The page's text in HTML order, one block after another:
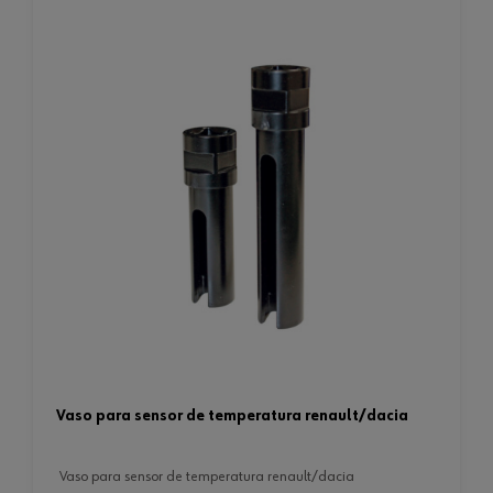
vaso para sensor de temperatura renault/dacia
vaso para sensor de temperatura renault/dacia